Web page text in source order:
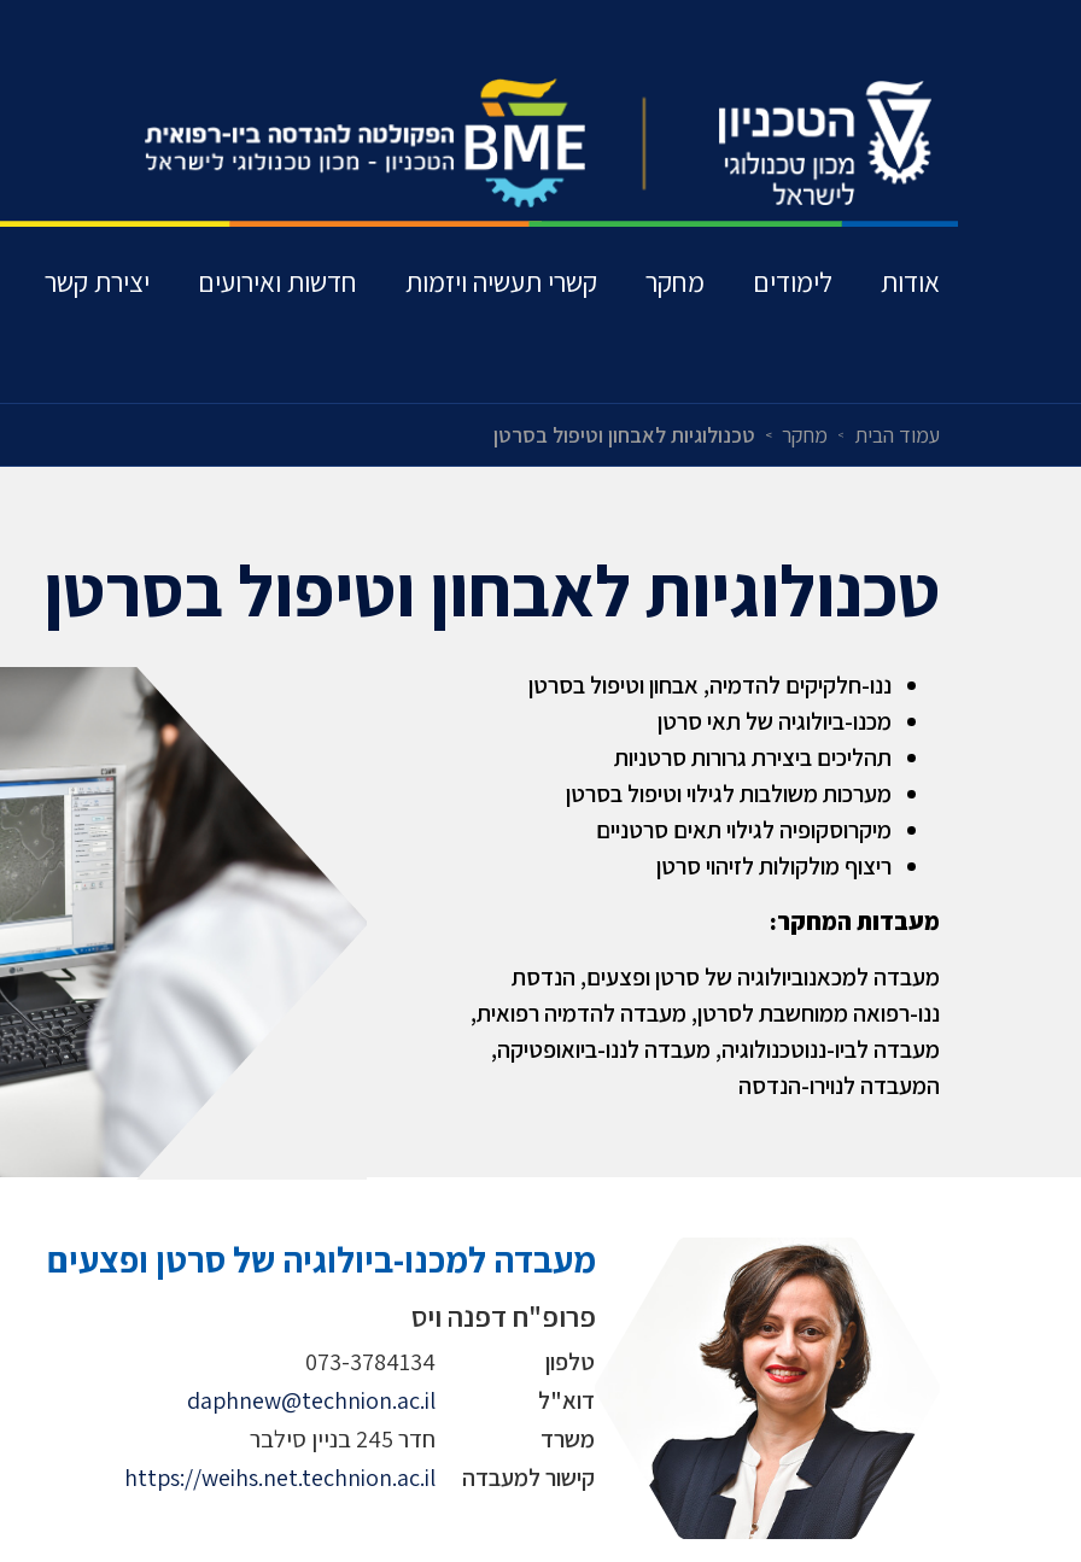
אודות לימודים מחקר קשרי תעשיה ויזמות חדשות ואירועים יצירת קשר
עמוד הבית מחקר טכנולוגיות לאבחון וטיפול בסרטן
טכנולוגיות לאבחון וטיפול בסרטן
ננו-חלקיקים להדמיה, אבחון וטיפול בסרטן
מכנו-ביולוגיה של תאי סרטן
תהליכים ביצירת גרורות סרטניות
מערכות משולבות לגילוי וטיפול בסרטן
מיקרוסקופיה לגילוי תאים סרטניים
ריצוף מולקולות לזיהוי סרטן
מעבדות המחקר:
מעבדה למכאנוביולוגיה של סרטן ופצעים, הנדסת
ננו-רפואה ממוחשבת לסרטן, מעבדה להדמיה רפואית,
מעבדה לביו-ננוטכנולוגיה, מעבדה לננו-ביואופטיקה,
המעבדה לנוירו-הנדסה
מעבדה למכנו-ביולוגיה של סרטן ופצעים
פרופ"ח דפנה ויס
טלפון
073-3784134
דוא"ל
daphnew@technion.ac.il
משרד
חדר 245 בניין סילבר
קישור למעבדה
https://weihs.net.technion.ac.il